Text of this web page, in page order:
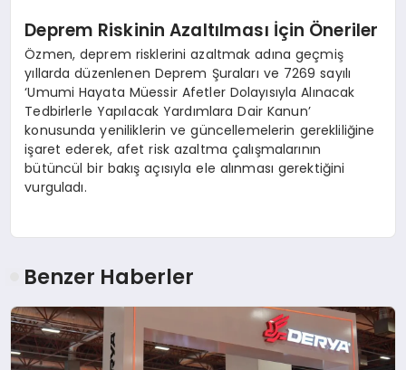
Deprem Riskinin Azaltılması İçin Öneriler
Özmen, deprem risklerini azaltmak adına geçmiş
yıllarda düzenlenen Deprem Şuraları ve 7269 sayılı
‘Umumi Hayata Müessir Afetler Dolayısıyla Alınacak
Tedbirlerle Yapılacak Yardımlara Dair Kanun’
konusunda yeniliklerin ve güncellemelerin gerekliliğine
işaret ederek, afet risk azaltma çalışmalarının
bütüncül bir bakış açısıyla ele alınması gerektiğini
vurguladı.
Benzer Haberler